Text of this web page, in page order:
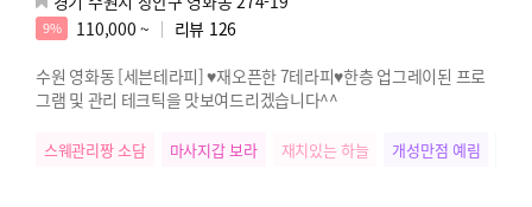
9% 110,000 ~ 리뷰 126
수원 영화동 [세븐테라피] ♥재오픈한 7테라피♥한층 업그레이된 프로
그램 및 관리 테크틱을 맛보여드리겠습니다^^
스웨관리짱 소담 마사지갑 보라 재치있는 하늘 개성만점 예림